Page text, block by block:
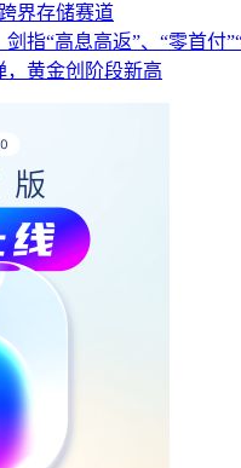
界存储赛道
指“高息高返”、“零首付
黄金创阶段新高